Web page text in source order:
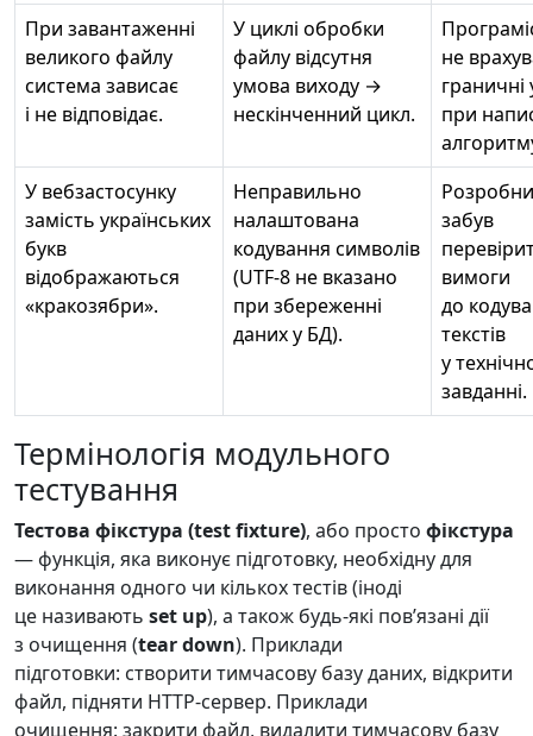
При завантаженні
великого файлу
система зависає
і не відповідає.
У циклі обробки
файлу відсутня
умова виходу →
нескінченний цикл.
не
при
У вебзастосунку
замість українських
букв
відображаються
«кракозябри».
Неправильно
налаштована
кодування символів
(UTF-8 не вказано
при збереженні
даних у БД).
забув
вимоги
до
текстів
у
завданні.
Термінологія модульного
тестування
Тестова фікстура (test fixture), або просто фікстура
— функція, яка виконує підготовку, необхідну для
виконання одного чи кількох тестів (іноді
це називають set up), а також будь-які повʼязані дії
з очищення (tear down). Приклади
підготовки: створити тимчасову базу даних, відкрити
файл, підняти HTTP-сервер. Приклади
очищення: закрити файл, видалити тимчасову базу